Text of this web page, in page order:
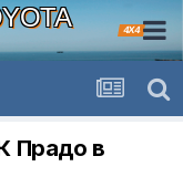
4X4
Прадо в